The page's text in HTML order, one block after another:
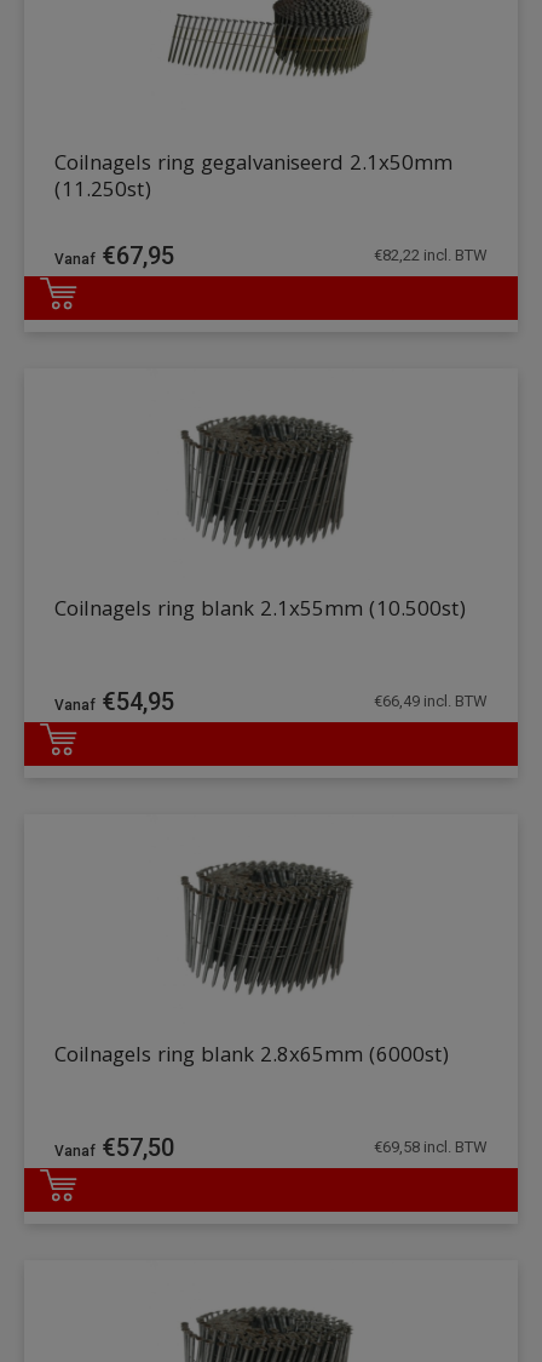
DETAILS
Coilnagels ring gegalvaniseerd 2.1x50mm
(11.250st)
€67,95 €82,22 incl. BTW
DETAILS
Coilnagels ring blank 2.1x55mm (10.500st)
€54,95 €66,49 incl. BTW
DETAILS
Coilnagels ring blank 2.8x65mm (6000st)
€57,50 €69,58 incl. BTW